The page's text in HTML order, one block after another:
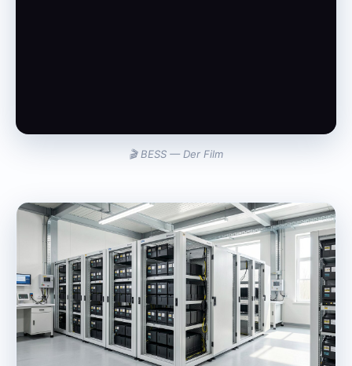
🎬 BESS — Der Film